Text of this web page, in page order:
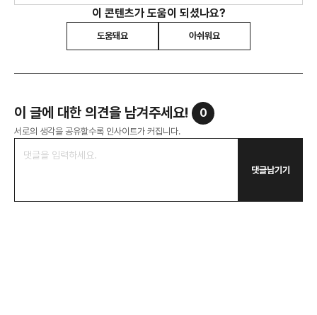
이 콘텐츠가 도움이 되셨나요?
도움돼요 아쉬워요
이 글에 대한 의견을 남겨주세요! 0
서로의 생각을 공유할수록 인사이트가 커집니다.
댓글남기기